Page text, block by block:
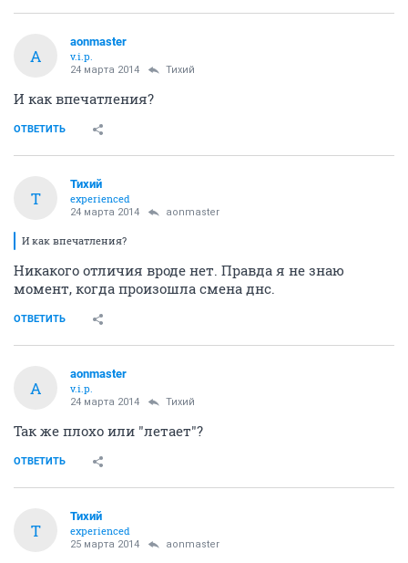
A
aonmaster
v.i.p.
24 марта 2014 Тихий
И как впечатления?
ОТВЕТИТЬ
Т
Тихий
experienced
24 марта 2014 aonmaster
И как впечатления?
Никакого отличия вроде нет. Правда я не знаю
момент, когда произошла смена днс.
ОТВЕТИТЬ
A
aonmaster
v.i.p.
24 марта 2014 Тихий
Так же плохо или "летает"?
ОТВЕТИТЬ
Т
Тихий
experienced
25 марта 2014 aonmaster